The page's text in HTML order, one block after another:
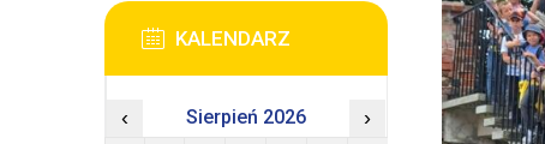
KALENDARZ
‹ Sierpień 2026 ›